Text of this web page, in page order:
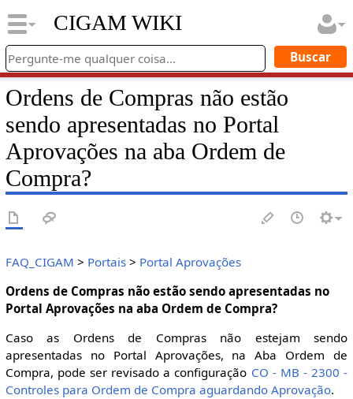
CIGAM WIKI
Ordens de Compras não estão
sendo apresentadas no Portal
Aprovações na aba Ordem de
Compra?
FAQ_CIGAM > Portais> Portal Aprovações
Ordens de Compras não estão sendo apresentadas no
Portal Aprovações na aba Ordem de Compra?
Caso as Ordens de Compras não estejam sendo
apresentadas no Portal Aprovações, na Aba Ordem de
Compra, pode ser revisado a configuração CO - MB - 2300 -
Controles para Ordem de Compra aguardando Aprovação.